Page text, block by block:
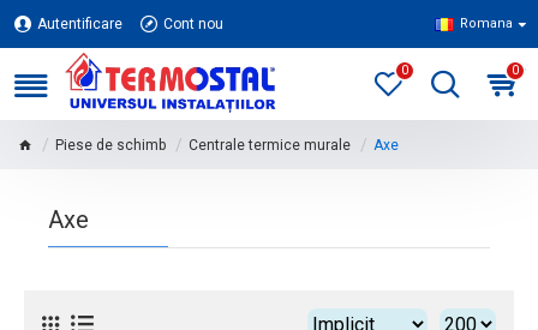
Autentificare Cont nou Romana
0 0
Piese de schimb Centrale termice murale Axe
Axe